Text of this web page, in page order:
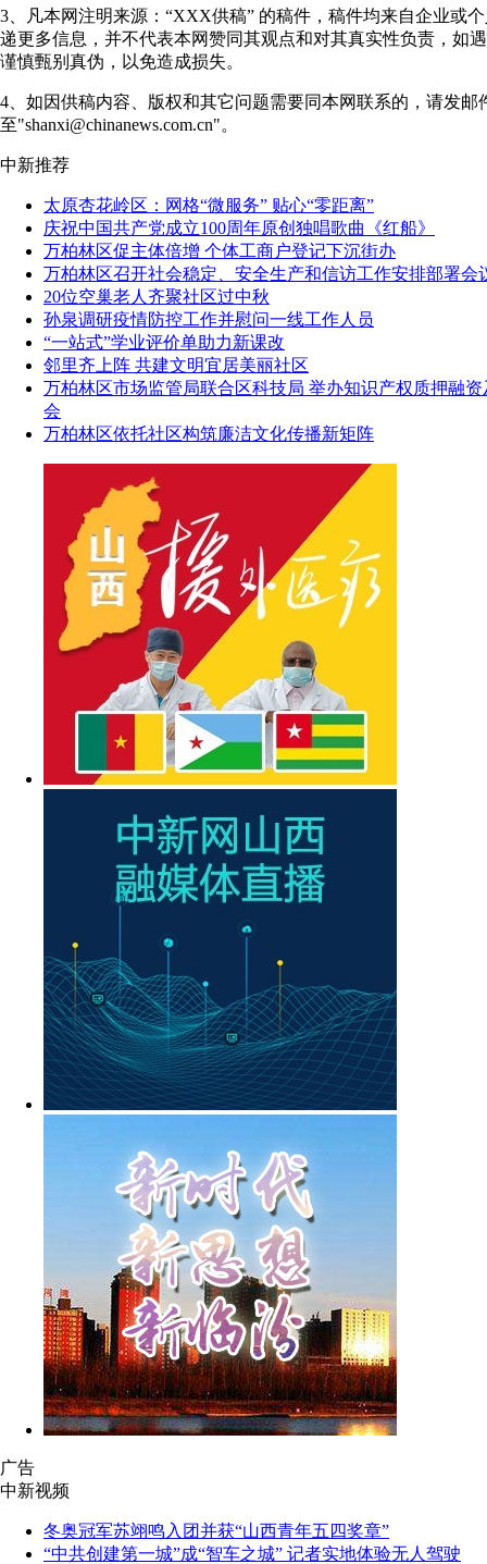
3、凡本网注明来源：“XXX供稿” 的稿件，稿件均来自企业或
递更多信息，并不代表本网赞同其观点和对其真实性负责，如
谨慎甄别真伪，以免造成损失。
4、如因供稿内容、版权和其它问题需要同本网联系的，请发邮
至"shanxi@chinanews.com.cn"。
中新推荐
太原杏花岭区：网格“微服务” 贴心“零距离”
庆祝中国共产党成立100周年原创独唱歌曲《红船》
万柏林区促主体倍增 个体工商户登记下沉街办
万柏林区召开社会稳定、安全生产和信访工作安排部署会
20位空巢老人齐聚社区过中秋
孙泉调研疫情防控工作并慰问一线工作人员
“一站式”学业评价单助力新课改
邻里齐上阵 共建文明宜居美丽社区
万柏林区市场监管局联合区科技局 举办知识产权质押融资
会
万柏林区依托社区构筑廉洁文化传播新矩阵
广告
中新视频
冬奥冠军苏翊鸣入团并获“山西青年五四奖章”
“中共创建第一城”成“智车之城” 记者实地体验无人驾驶